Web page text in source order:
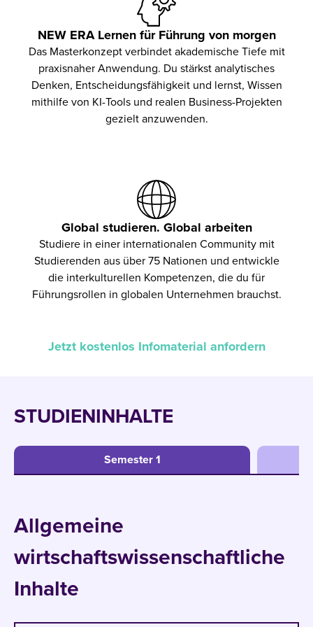
NEW ERA Lernen für Führung von morgen
Das Masterkonzept verbindet akademische Tiefe mit
praxisnaher Anwendung. Du stärkst analytisches
Denken, Entscheidungsfähigkeit und lernst, Wissen
mithilfe von KI-Tools und realen Business-Projekten
gezielt anzuwenden.
Global studieren. Global arbeiten
Studiere in einer internationalen Community mit
Studierenden aus über 75 Nationen und entwickle
die interkulturellen Kompetenzen, die du für
Führungsrollen in globalen Unternehmen brauchst.
Jetzt kostenlos Infomaterial anfordern
STUDIENINHALTE
Semester 1
Allgemeine
wirtschaftswissenschaftliche
Inhalte